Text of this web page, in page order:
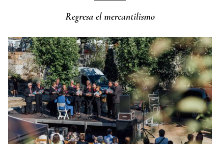
cantera de UntesRegresa el mercantilismo